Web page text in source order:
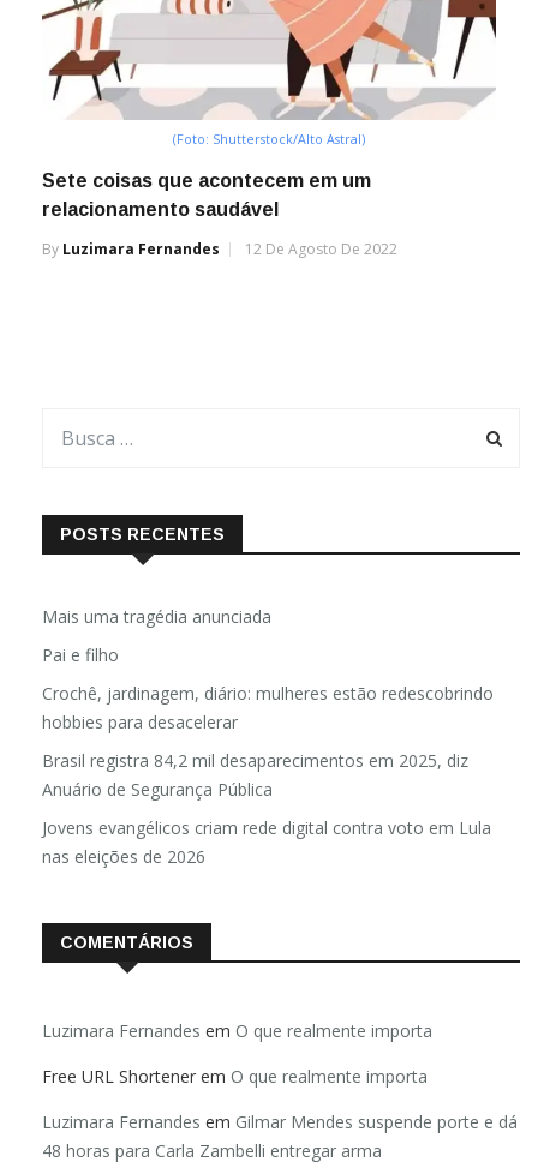
(Foto: Shutterstock/Alto Astral)
Sete coisas que acontecem em um
relacionamento saudável
By Luzimara Fernandes 12 De Agosto De 2022
POSTS RECENTES
Mais uma tragédia anunciada
Pai e filho
Crochê, jardinagem, diário: mulheres estão redescobrindo
hobbies para desacelerar
Brasil registra 84,2 mil desaparecimentos em 2025, diz
Anuário de Segurança Pública
Jovens evangélicos criam rede digital contra voto em Lula
nas eleições de 2026
COMENTÁRIOS
Luzimara Fernandes em O que realmente importa
Free URL Shortener em O que realmente importa
Luzimara Fernandes em Gilmar Mendes suspende porte e dá
48 horas para Carla Zambelli entregar arma